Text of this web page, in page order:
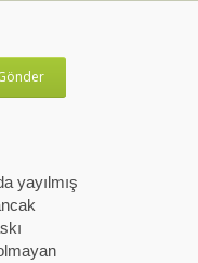
yayılmış